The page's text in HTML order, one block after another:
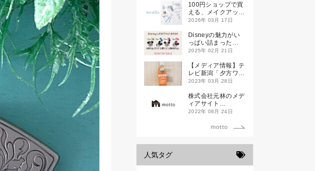
100円ショップで買
える、メイクアップ
ブランド
ス）」誕生。
2026年 03月 17日
Disneyの魅力がい
っぱい詰まった
『Disney
』が2月21日(金)に
新発売！
2025年 02月 21日
【メディア情報】テ
レビ新潟「夕方ワイ
ド新潟一番」
2023年 03月 28日
株式会社元林のメデ
ィアサイト
「motto」がローン
2022年 08月 24日
人気タグ